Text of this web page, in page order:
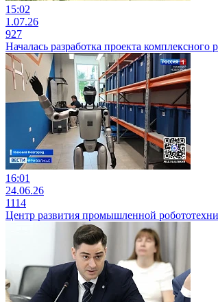
15:02
1.07.26
927
Началась разработка проекта
16:01
24.06.26
1114
Центр развития промышленной